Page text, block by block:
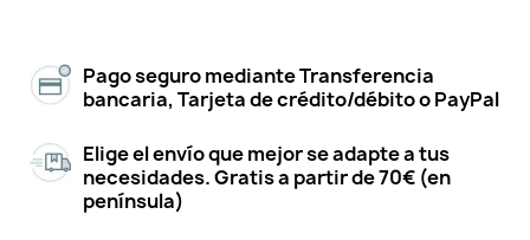
Pago seguro mediante Transferencia
bancaria, Tarjeta de crédito/débito o PayPal
Elige el envío que mejor se adapte a tus
necesidades. Gratis a partir de 70€ (en
península)